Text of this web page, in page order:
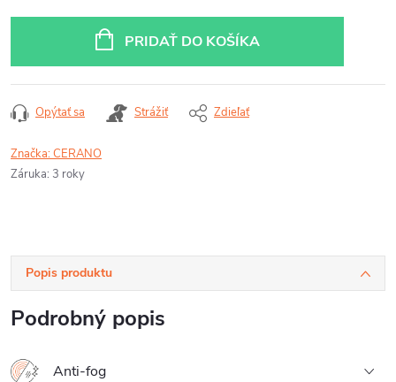
PRIDAŤ DO KOŠÍKA
Opýtať sa Strážiť Zdieľať
Značka:CERANO
Záruka: 3 roky
Popis produktu
Podrobný popis
Anti-fog